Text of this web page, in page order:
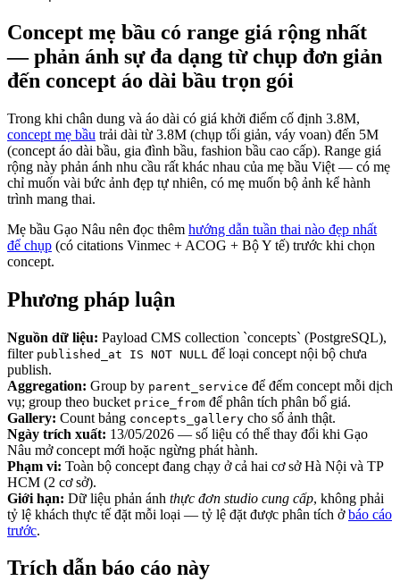
Concept mẹ bầu có range giá rộng nhất
— phản ánh sự đa dạng từ chụp đơn giản
đến concept áo dài bầu trọn gói
Trong khi chân dung và áo dài có giá khởi điểm cố định 3.8M,
concept mẹ bầu trải dài từ 3.8M (chụp tối giản, váy voan) đến 5M
(concept áo dài bầu, gia đình bầu, fashion bầu cao cấp). Range giá
rộng này phản ánh nhu cầu rất khác nhau của mẹ bầu Việt — có mẹ
chỉ muốn vài bức ảnh đẹp tự nhiên, có mẹ muốn bộ ảnh kể hành
trình mang thai.
Mẹ bầu Gạo Nâu nên đọc thêm hướng dẫn tuần thai nào đẹp nhất
để chụp (có citations Vinmec + ACOG + Bộ Y tế) trước khi chọn
concept.
Phương pháp luận
Nguồn dữ liệu: Payload CMS collection `concepts` (PostgreSQL),
filter published_at IS NOT NULL để loại concept nội bộ chưa
publish.
Aggregation: Group by parent_service để đếm concept mỗi dịch
vụ; group theo bucket price_from để phân tích phân bổ giá.
Gallery: Count bảng concepts_gallery cho số ảnh thật.
Ngày trích xuất: 13/05/2026 — số liệu có thể thay đổi khi Gạo
Nâu mở concept mới hoặc ngừng phát hành.
Phạm vi: Toàn bộ concept đang chạy ở cả hai cơ sở Hà Nội và TP
HCM (2 cơ sở).
Giới hạn: Dữ liệu phản ánh thực đơn studio cung cấp, không phải
tỷ lệ khách thực tế đặt mỗi loại — tỷ lệ đặt được phân tích ở báo cáo
trước.
Trích dẫn báo cáo này